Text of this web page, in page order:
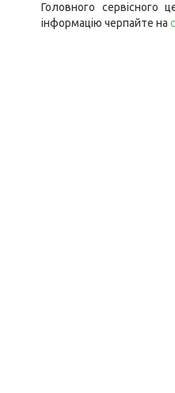
Головного
інформацію черпайте на